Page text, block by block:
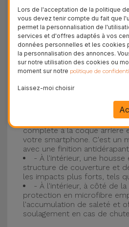
Protection à 3 couches
silicone
Nos coques en silicone pour
construction robuste et de
construction à trois couches,
maximum les accidents et
- Une première couche
donne de la couleur et une
complète à la coque arrière
votre smartphone. C'est un
avec une finition
- À l'intérieur, une housse
structure de couverture et
les impacts plus forts, tels
- À l'intérieur, à côté de
protection en microfibre
l'accumulation de saleté et
soulagement en cas de
Lors de l'acceptation de la politique
vous devez tenir compte du fait que
permet la personnalisation de
services et d'offres adaptés à vos
données personnelles et les cookies
la personnalisation des annonces.
sur notre utilisation des cookies ou
moment sur notre politique de
Laissez-moi choisir